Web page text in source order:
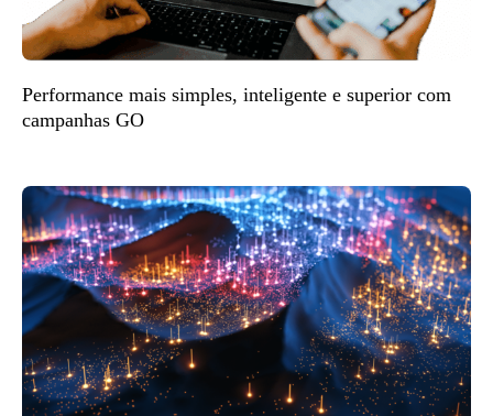
Performance mais simples, inteligente e superior com
campanhas GO